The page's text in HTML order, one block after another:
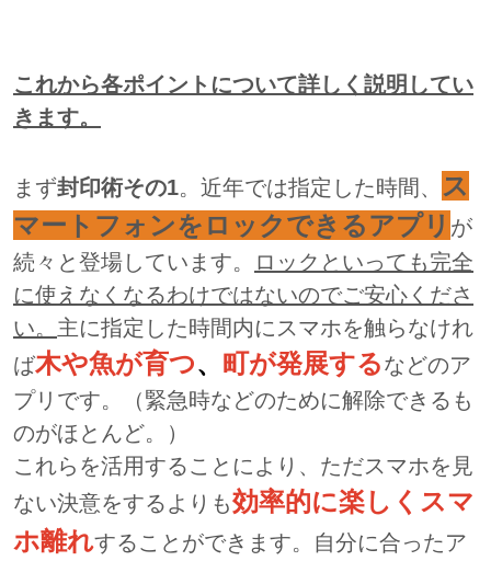
これから各ポイントについて詳しく説明してい
きます。
まず封印術その1。近年では指定した時間、 ス
マートフォンをロックできるアプリ が
続々と登場しています。
ロックといっても完全
に使えなくなるわけではないのでご安心くださ
い。 主に指定した時間内にスマホを触らなけれ
ば木や魚が育つ、 町が発展するなどのア
プリです。（緊急時などのために解除できるも
のがほとんど。）
これらを活用することにより、ただスマホを見
ない決意をするよりも効率的に楽しくスマ
ホ離れすることができます。自分に合ったア